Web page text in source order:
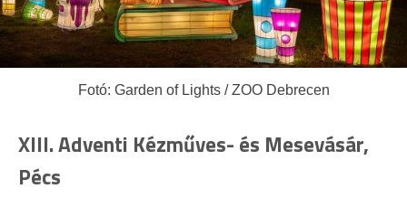
Fotó: Garden of Lights / ZOO Debrecen
XIII. Adventi Kézműves- és Mesevásár,
Pécs